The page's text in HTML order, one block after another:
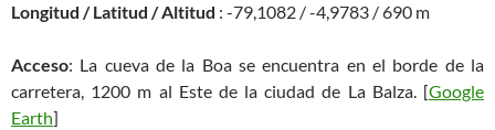
Longitud / Latitud / Altitud : -79,1082 / -4,9783 / 690 m
Acceso: La cueva de la Boa se encuentra en el borde de la
carretera, 1200 m al Este de la ciudad de La Balza. [Google
Earth]